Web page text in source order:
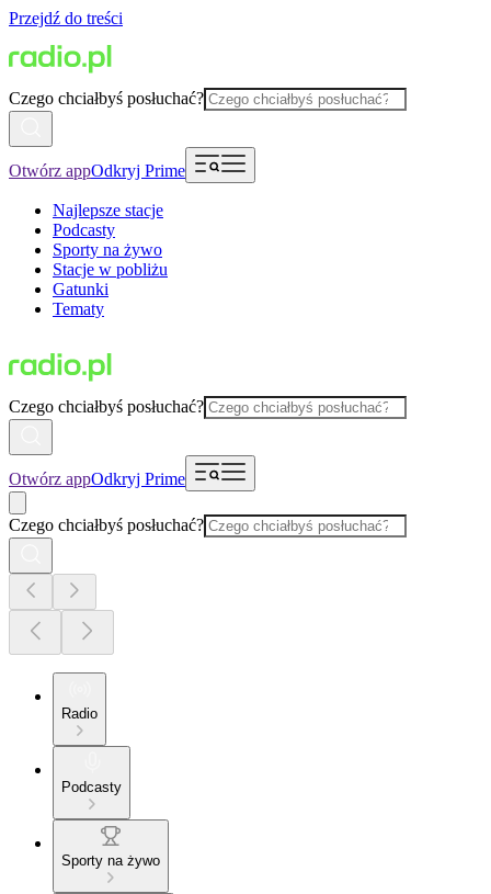
Przejdź do treści
Czego chciałbyś posłuchać?
Otwórz appOdkryj Prime
Najlepsze stacje
Podcasty
Sporty na żywo
Stacje w pobliżu
Gatunki
Tematy
Czego chciałbyś posłuchać?
Otwórz appOdkryj Prime
Czego chciałbyś posłuchać?
Radio
Podcasty
Sporty na żywo